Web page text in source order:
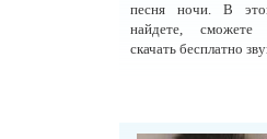
песня ночи. В
найдете,
скачать бесплатно